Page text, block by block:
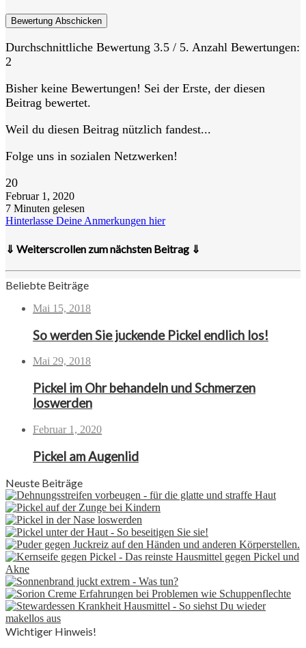
Bewertung Abschicken
Durchschnittliche Bewertung 3.5 / 5. Anzahl Bewertungen:
2
Bisher keine Bewertungen! Sei der Erste, der diesen
Beitrag bewertet.
Weil du diesen Beitrag nützlich fandest...
Folge uns in sozialen Netzwerken!
20
Februar 1, 2020
7 Minuten gelesen
Hinterlasse Deine Anmerkungen hier
⇓ Weiterscrollen zum nächsten Beitrag ⇓
Beliebte Beiträge
Mai 15, 2018
So werden Sie juckende Pickel endlich los!
Mai 29, 2018
Pickel im Ohr behandeln und Schmerzen
loswerden
Februar 1, 2020
Pickel am Augenlid
Neuste Beiträge
Wichtiger Hinweis!